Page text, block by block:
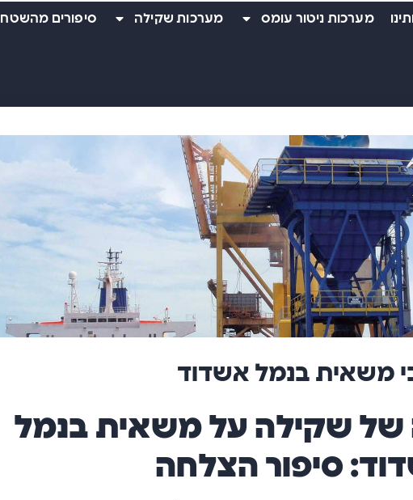
מערכות ניטור עומס מערכות שקילה סיפורים מהשטח
משאית בנמל אשדוד
של שקילה על משאית בנמל
סיפור הצלחה